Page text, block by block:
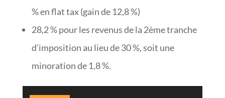
% en flat tax (gain de 12,8 %)
28,2 % pour les revenus de la 2ème tranche
d’imposition au lieu de 30 %, soit une
minoration de 1,8 %.